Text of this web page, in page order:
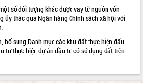
số đối tượng khác được vay từ nguồn vốn
ủy thác qua Ngân hàng Chính sách xã hội với
bổ sung Danh mục các khu đất thực hiện đấu
tư thực hiện dự án đầu tư có sử dụng đất trên